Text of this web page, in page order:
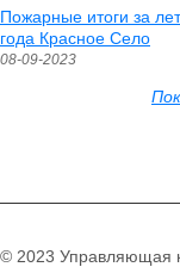
Пожарные итоги за
года Красное Село
08-09-2023
© 2023 Управляющая